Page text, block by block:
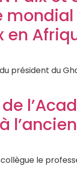
président du
le